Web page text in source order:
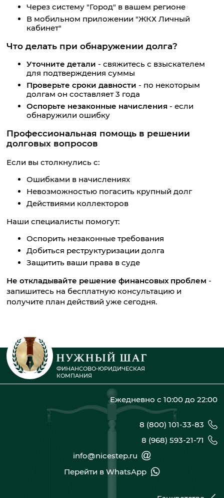
Через систему "Город" в вашем регионе
В мобильном приложении "ЖКХ Личный
кабинет"
Что делать при обнаружении долга?
Уточните детали - свяжитесь с взыскателем
для подтверждения суммы
Проверьте сроки давности - по некоторым
долгам он составляет 3 года
Оспорьте незаконные начисления - если
обнаружили ошибку
Профессиональная помощь в решении
долговых вопросов
Если вы столкнулись с:
Ошибками в начислениях
Невозможностью погасить крупный долг
Действиями коллекторов
Наши специалисты помогут:
Оспорить незаконные требования
Добиться реструктуризации долга
Защитить ваши права в суде
Не откладывайте решение финансовых проблем -
запишитесь на бесплатную консультацию и
получите план действий уже сегодня.
ФИНАНСОВО-ЮРИДИЧЕСКАЯ
КОМПАНИЯ
Ежедневно с 10:00 до 22:00
8 (800) 101-33-83
8 (968) 593-21-71
info@nicestep.ru
Перейти в WhatsApp